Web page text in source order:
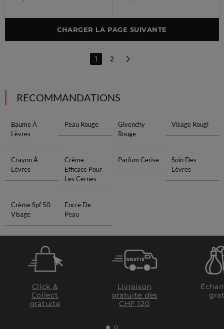
CHARGER LA PAGE SUIVANTE
1 2
RECOMMANDATIONS
Baume À
Lèvres
Peau Rouge
Givenchy
Rouge
Visage Rougi
Crayon À
Lèvres
Crème
Efficace Pour
Les Cernes
Parfum Cerise
Soin Des
Lèvres
Crème Spf 50
Visage
Encre De
Peau
Click &
Collect
gratuite
Livraison
gratuite dès
CHF 120